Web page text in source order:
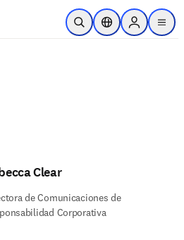
Saltar al contenido principal
Abrir búsqueda
Selector deSign in to
menu
Clear
de Comunicaciones de
Corporativa